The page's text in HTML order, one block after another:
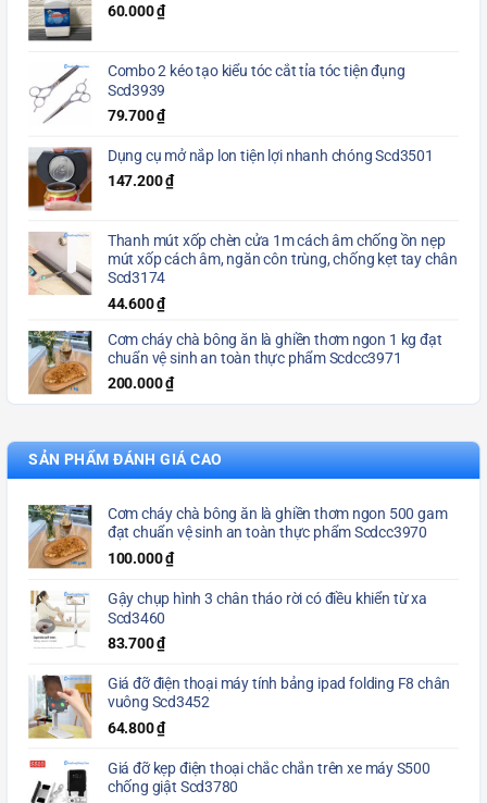
60.000₫
Combo 2 kéo tạo kiểu tóc cắt tỉa tóc tiện đụng
Scd3939
79.700₫
Dụng cụ mở nắp lon tiện lợi nhanh chóng Scd3501
147.200₫
Thanh mút xốp chèn cửa 1m cách âm chống ồn nẹp
mút xốp cách âm, ngăn côn trùng, chống kẹt tay chân
Scd3174
44.600₫
Cơm cháy chà bông ăn là ghiền thơm ngon 1 kg đạt
chuẩn vệ sinh an toàn thực phẩm Scdcc3971
200.000₫
SẢN PHẨM ĐÁNH GIÁ CAO
Cơm cháy chà bông ăn là ghiền thơm ngon 500 gam
đạt chuẩn vệ sinh an toàn thực phẩm Scdcc3970
100.000₫
Gậy chụp hình 3 chân tháo rời có điều khiển từ xa
Scd3460
83.700₫
Giá đỡ điện thoại máy tính bảng ipad folding F8 chân
vuông Scd3452
64.800₫
Giá đỡ kẹp điện thoại chắc chắn trên xe máy S500
chống giật Scd3780